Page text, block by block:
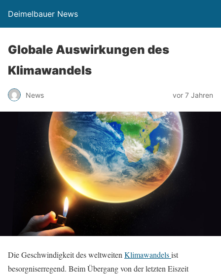
Deimelbauer News
Globale Auswirkungen des
Klimawandels
News vor 7 Jahren
Die Geschwindigkeit des weltweiten Klimawandelsist
besorgniserregend. Beim Übergang von der letzten Eiszeit